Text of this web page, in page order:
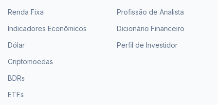
Renda Fixa
Indicadores Econômicos
Dólar
Criptomoedas
BDRs
ETFs
Profissão de Analista
Dicionário Financeiro
Perfil de Investidor